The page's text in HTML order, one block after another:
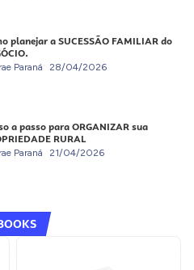
planejar a SUCESSÃO FAMILIAR do
Paraná 28/04/2026
a passo para ORGANIZAR sua
RURAL
Paraná 21/04/2026